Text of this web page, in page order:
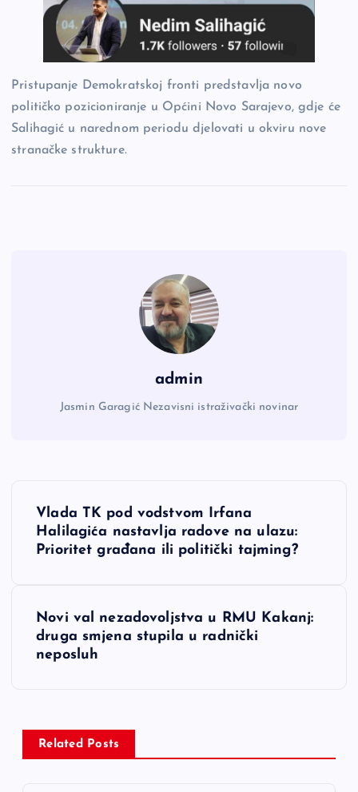
Pristupanje Demokratskoj fronti predstavlja novo
političko pozicioniranje u Općini Novo Sarajevo, gdje će
Salihagić u narednom periodu djelovati u okviru nove
stranačke strukture.
admin
Jasmin Garagić Nezavisni istraživački novinar
N
c
Vlada TK pod vodstvom Irfana
Halilagića nastavlja radove na ulazu:
Prioritet građana ili politički tajming?
Novi val nezadovoljstva u RMU Kakanj:
druga smjena stupila u radnički
neposluh
Related Posts